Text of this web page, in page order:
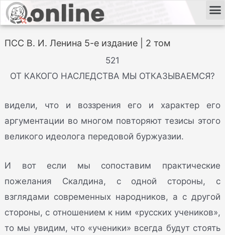
ПСС В. И. Ленина 5-е издание | 2 том
521
ОТ КАКОГО НАСЛЕДСТВА МЫ ОТКАЗЫВАЕМСЯ?
видели, что и воззрения его и характер его
аргументации во многом повторяют тезисы этого
великого идеолога передовой буржуазии.
И вот если мы сопоставим практические
пожелания Скалдина, с одной стороны, с
взглядами современных народников, а с другой
стороны, с отношением к ним «русских учеников»,
то мы увидим, что «ученики» всегда будут стоять